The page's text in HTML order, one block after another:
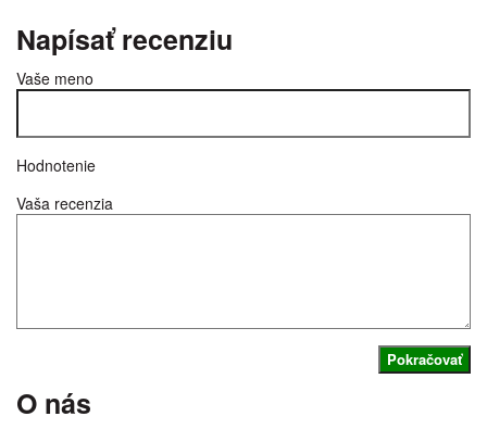
Napísať recenziu
Vaše meno
Hodnotenie
Vaša recenzia
Pokračovať
O nás